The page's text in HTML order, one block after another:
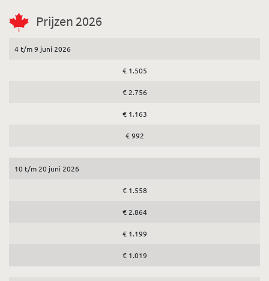
Prijzen 2026
4 t/m 9 juni 2026
€ 1.505
€ 2.756
€ 1.163
€ 992
10 t/m 20 juni 2026
€ 1.558
€ 2.864
€ 1.199
€ 1.019